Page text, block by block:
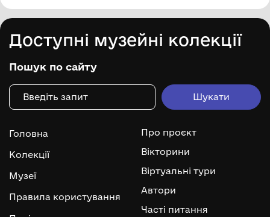
Доступні музейні колекції
Пошук по сайту
Головна
Колекції
Музеї
Правила користування
Про проєкт
Вікторини
Віртуальні тури
Автори
Часті питання